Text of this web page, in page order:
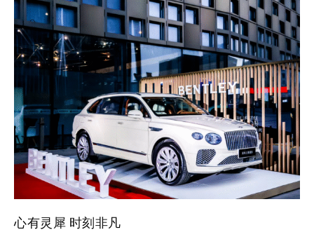
心有灵犀 时刻非凡